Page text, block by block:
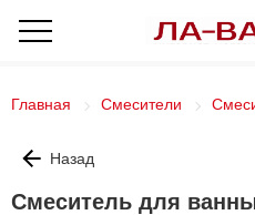
Главная Смесители
Назад
Смеситель для